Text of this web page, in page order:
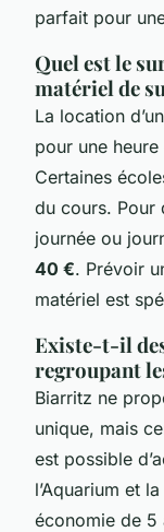
parfait pour
Quel est le
matériel de
La location
pour une
Certaines
du cours. Pour
journée ou
40 €. Prévoir
matériel est
Existe-t-il
regroupant
Biarritz ne
unique, mais
est possible
l’Aquarium et
économie de